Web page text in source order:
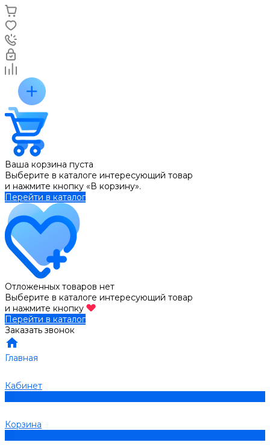
Ваша корзина пуста
Выберите в каталоге интересующий товар
и нажмите кнопку «В корзину».
Перейти в каталог
Отложенных товаров нет
Выберите в каталоге интересующий товар
и нажмите кнопку
Перейти в каталог
Заказать звонок
Главная
Кабинет
Корзина